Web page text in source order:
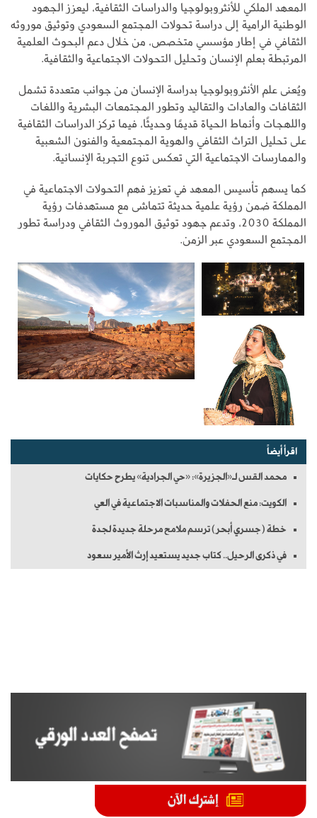
المعهد الملكي للأنثروبولوجيا والدراسات الثقافية، ليعزز الجهود
الوطنية الرامية إلى دراسة تحولات المجتمع السعودي وتوثيق موروثه
الثقافي في إطار مؤسسي متخصص، من خلال دعم البحوث العلمية
المرتبطة بعلم الإنسان وتحليل التحولات الاجتماعية والثقافية.
ويُعنى علم الأنثروبولوجيا بدراسة الإنسان من جوانب متعددة تشمل
الثقافات والعادات والتقاليد وتطور المجتمعات البشرية واللغات
واللهجات وأنماط الحياة قديمًا وحديثًا، فيما تركز الدراسات الثقافية
على تحليل التراث الثقافي والهوية المجتمعية والفنون الشعبية
والممارسات الاجتماعية التي تعكس تنوع التجربة الإنسانية.
كما يسهم تأسيس المعهد في تعزيز فهم التحولات الاجتماعية في
المملكة ضمن رؤية علمية حديثة تتماشى مع مستهدفات رؤية
المملكة 2030، وتدعم جهود توثيق الموروث الثقافي ودراسة تطور
المجتمع السعودي عبر الزمن.
اقرأ أيضاً
محمد القس لـ«الجزيرة»: «حي الجرادية» يطرح حكايات
الكويت: منع الحفلات والمناسبات الاجتماعية في العي
خطة (جسري أبحر) ترسم ملامح مرحلة جديدة لجدة
في ذكرى الرحيل.. كتاب جديد يستعيد إرث الأمير سعود